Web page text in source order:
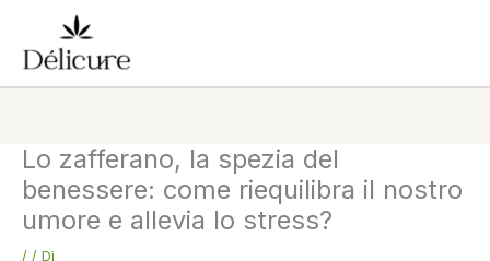
contenuto
Lo zafferano, la spezia del
benessere: come riequilibra il nostro
umore e allevia lo stress?
/ / Di